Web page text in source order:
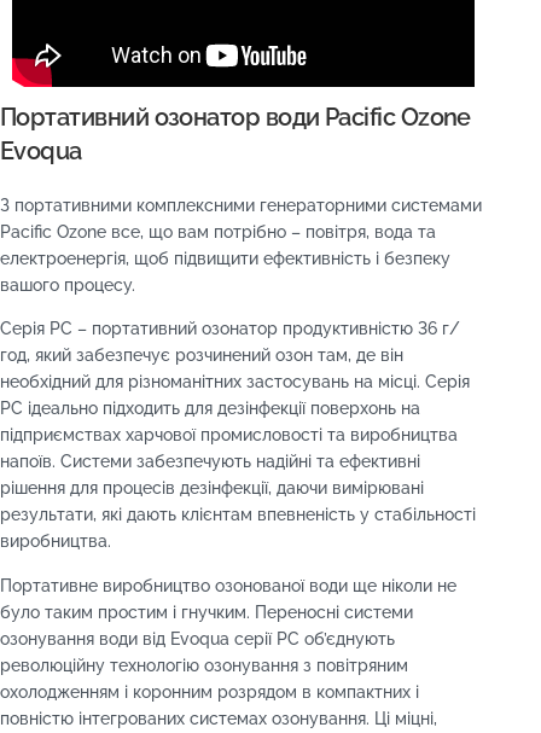
Портативний озонатор води Pacific Ozone
Evoqua
З портативними комплексними генераторними системами
Pacific Ozone все, що вам потрібно – повітря, вода та
електроенергія, щоб підвищити ефективність і безпеку
вашого процесу.
Серія PC – портативний озонатор продуктивністю 36 г/
год, який забезпечує розчинений озон там, де він
необхідний для різноманітних застосувань на місці. Серія
PC ідеально підходить для дезінфекції поверхонь на
підприємствах харчової промисловості та виробництва
напоїв. Системи забезпечують надійні та ефективні
рішення для процесів дезінфекції, даючи вимірювані
результати, які дають клієнтам впевненість у стабільності
виробництва.
Портативне виробництво озонованої води ще ніколи не
було таким простим і гнучким. Переносні системи
озонування води від Evoqua серії PC об’єднують
революційну технологію озонування з повітряним
охолодженням і коронним розрядом в компактних і
повністю інтегрованих системах озонування. Ці міцні,